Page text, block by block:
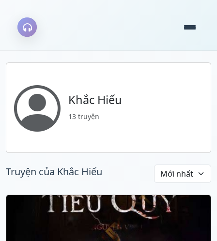
Khắc Hiếu
13 truyện
Truyện của Khắc Hiếu